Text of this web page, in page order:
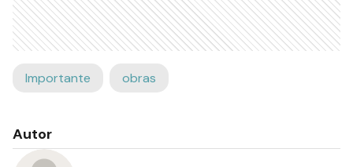
Importante obras
Autor